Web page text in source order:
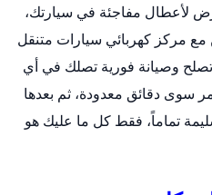
لأعطال مفاجئة في سيارتك،
مع مركز كهربائي سيارات متنقل
وصيانة فورية تصلك في أي
سوى دقائق معدودة، ثم بعدها
تماماً، فقط كل ما عليك هو